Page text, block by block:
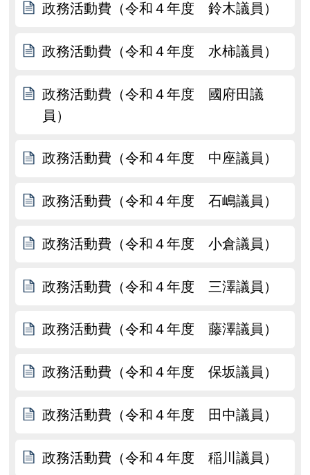
政務活動費（令和４年度 鈴木議員）
政務活動費（令和４年度 水柿議員）
政務活動費（令和４年度 國府田議
員）
政務活動費（令和４年度 中座議員）
政務活動費（令和４年度 石嶋議員）
政務活動費（令和４年度 小倉議員）
政務活動費（令和４年度 三澤議員）
政務活動費（令和４年度 藤澤議員）
政務活動費（令和４年度 保坂議員）
政務活動費（令和４年度 田中議員）
政務活動費（令和４年度 稲川議員）